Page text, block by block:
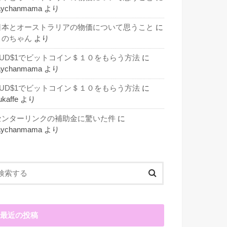
より
本とオーストラリアの物価について思うこと に
のちゃん より
でビットコイン＄１０をもらう方法 に
より
でビットコイン＄１０をもらう方法 に
より
ンターリンクの補助金に驚いた件 に
より
最近の投稿